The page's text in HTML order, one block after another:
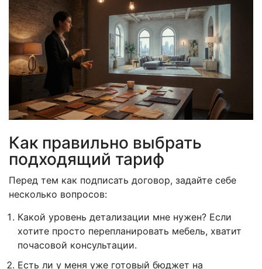
Как правильно выбрать
подходящий тариф
Перед тем как подписать договор, задайте себе
несколько вопросов:
Какой уровень детализации мне нужен? Если
хотите просто перепланировать мебель, хватит
почасовой консультации.
Есть ли у меня уже готовый бюджет на